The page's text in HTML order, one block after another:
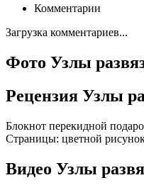
Комментарии
Загрузка комментариев...
Фото Узлы
Рецензия Узлы
Блокнот перекидной
Страницы: цветной
Видео Узлы